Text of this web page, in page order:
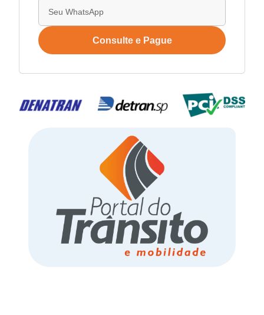
Consulte e Pague